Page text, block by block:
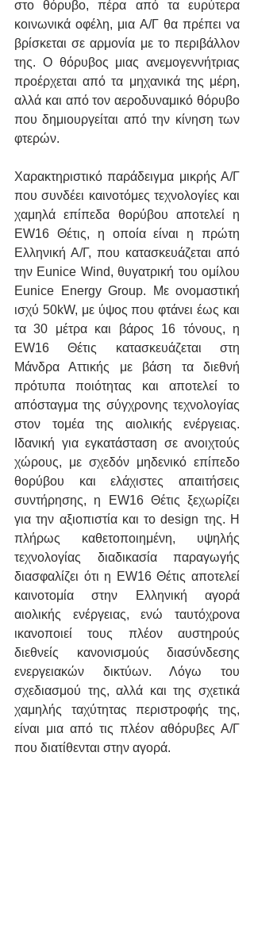
στο θόρυβο, πέρα από τα ευρύτερα
κοινωνικά οφέλη, μια Α/Γ θα πρέπει να
βρίσκεται σε αρμονία με το περιβάλλον
της. Ο θόρυβος μιας ανεμογεννήτριας
προέρχεται από τα μηχανικά της μέρη,
αλλά και από τον αεροδυναμικό θόρυβο
που δημιουργείται από την κίνηση των
φτερών.
Χαρακτηριστικό παράδειγμα μικρής Α/Γ
που συνδέει καινοτόμες τεχνολογίες και
χαμηλά επίπεδα θορύβου αποτελεί η
EW16 Θέτις, η οποία είναι η πρώτη
Ελληνική Α/Γ, που κατασκευάζεται από
την Eunice Wind, θυγατρική του ομίλου
Eunice Energy Group. Με ονομαστική
ισχύ 50kW, με ύψος που φτάνει έως και
τα 30 μέτρα και βάρος 16 τόνους, η
EW16 Θέτις κατασκευάζεται στη
Μάνδρα Αττικής με βάση τα διεθνή
πρότυπα ποιότητας και αποτελεί το
απόσταγμα της σύγχρονης τεχνολογίας
στον τομέα της αιολικής ενέργειας.
Ιδανική για εγκατάσταση σε ανοιχτούς
χώρους, με σχεδόν μηδενικό επίπεδο
θορύβου και ελάχιστες απαιτήσεις
συντήρησης, η EW16 Θέτις ξεχωρίζει
για την αξιοπιστία και το design της. Η
πλήρως καθετοποιημένη, υψηλής
τεχνολογίας διαδικασία παραγωγής
διασφαλίζει ότι η EW16 Θέτις αποτελεί
καινοτομία στην Ελληνική αγορά
αιολικής ενέργειας, ενώ ταυτόχρονα
ικανοποιεί τους πλέον αυστηρούς
διεθνείς κανονισμούς διασύνδεσης
ενεργειακών δικτύων. Λόγω του
σχεδιασμού της, αλλά και της σχετικά
χαμηλής ταχύτητας περιστροφής της,
είναι μια από τις πλέον αθόρυβες Α/Γ
που διατίθενται στην αγορά.